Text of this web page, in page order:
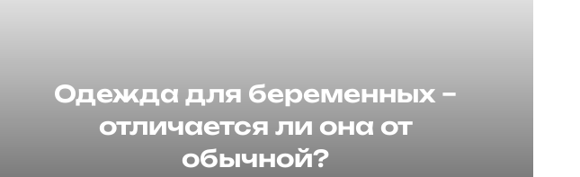
Одежда для беременных –
отличается ли она от
обычной?